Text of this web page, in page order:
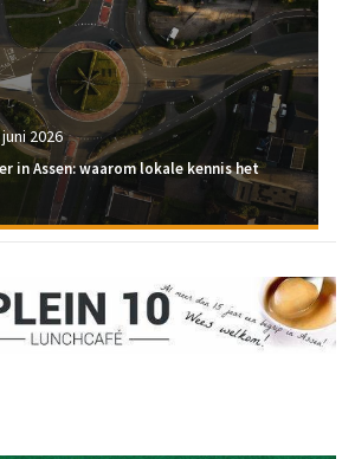
juni 2026
in Assen: waarom lokale kennis het